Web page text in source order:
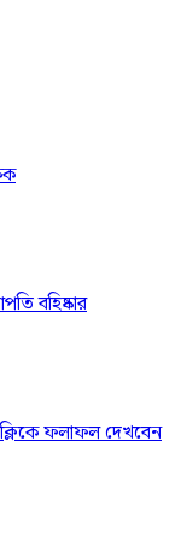
বহিষ্কার
ফলাফল দেখবেন